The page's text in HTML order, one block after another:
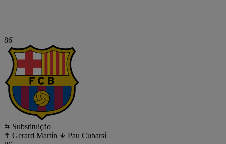
86'
Substituição
Gerard Martín
Pau Cubarsí